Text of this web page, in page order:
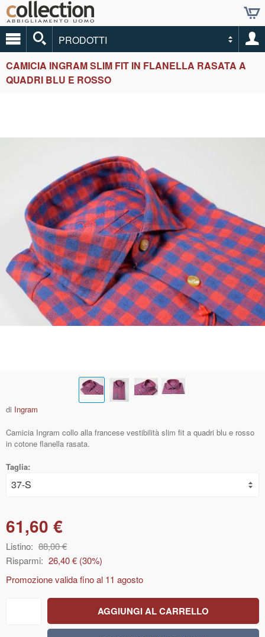
PRODOTTI
CAMICIA INGRAM SLIM FIT IN FLANELLA RASATA A
QUADRI BLU E ROSSO
di Ingram
Camicia Ingram collo alla francese vestibilità slim fit a quadri blu e rosso
in cotone flanella rasata.
Taglia:
61,60 €
Listino: 88,00 €
Risparmi: 26,40 € (30%)
Promozione valida fino al 11 agosto